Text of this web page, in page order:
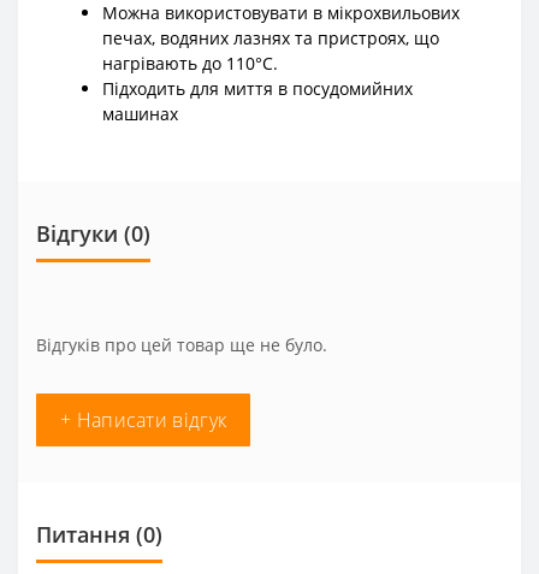
Можна використовувати в мікрохвильових
печах, водяних лазнях та пристроях, що
нагрівають до 110°С.
Підходить для миття в посудомийних
машинах
Відгуки (0)
Відгуків про цей товар ще не було.
+ Написати відгук
Питання (0)